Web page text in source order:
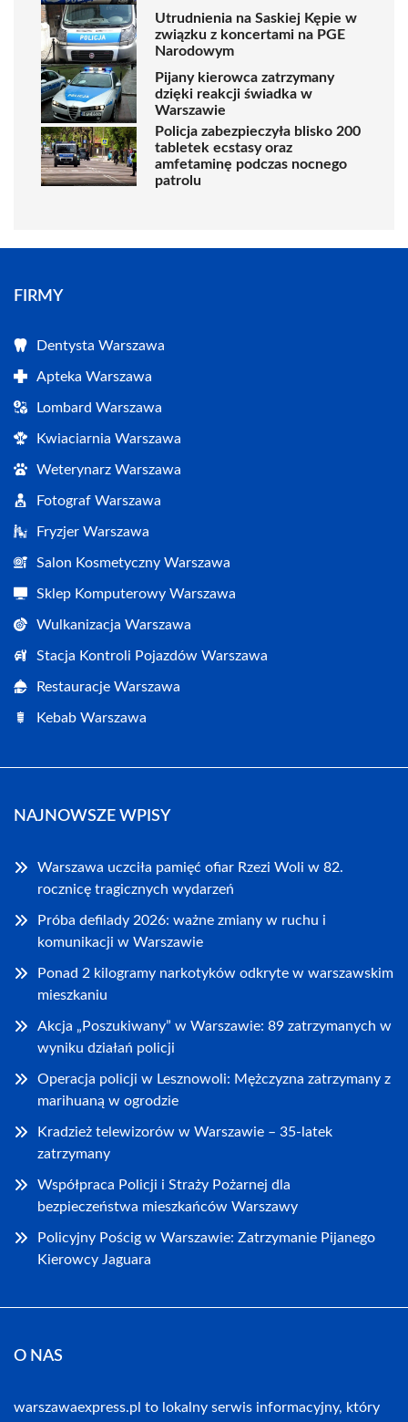
Utrudnienia na Saskiej Kępie w
związku z koncertami na PGE
Narodowym
Pijany kierowca zatrzymany
dzięki reakcji świadka w
Warszawie
Policja zabezpieczyła blisko 200
tabletek ecstasy oraz
amfetaminę podczas nocnego
patrolu
FIRMY
Dentysta Warszawa
Apteka Warszawa
Lombard Warszawa
Kwiaciarnia Warszawa
Weterynarz Warszawa
Fotograf Warszawa
Fryzjer Warszawa
Salon Kosmetyczny Warszawa
Sklep Komputerowy Warszawa
Wulkanizacja Warszawa
Stacja Kontroli Pojazdów Warszawa
Restauracje Warszawa
Kebab Warszawa
NAJNOWSZE WPISY
Warszawa uczciła pamięć ofiar Rzezi Woli w 82.
rocznicę tragicznych wydarzeń
Próba defilady 2026: ważne zmiany w ruchu i
komunikacji w Warszawie
Ponad 2 kilogramy narkotyków odkryte w warszawskim
mieszkaniu
Akcja „Poszukiwany” w Warszawie: 89 zatrzymanych w
wyniku działań policji
Operacja policji w Lesznowoli: Mężczyzna zatrzymany z
marihuaną w ogrodzie
Kradzież telewizorów w Warszawie – 35-latek
zatrzymany
Współpraca Policji i Straży Pożarnej dla
bezpieczeństwa mieszkańców Warszawy
Policyjny Pościg w Warszawie: Zatrzymanie Pijanego
Kierowcy Jaguara
O NAS
warszawaexpress.pl to lokalny serwis informacyjny, który